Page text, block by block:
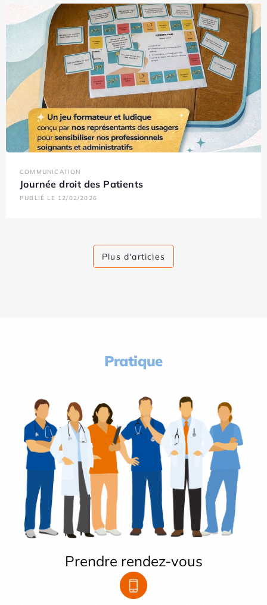
COMMUNICATION
Journée droit des Patients
PUBLIÉ LE 12/02/2026
Plus d'articles
Pratique
Prendre rendez-vous